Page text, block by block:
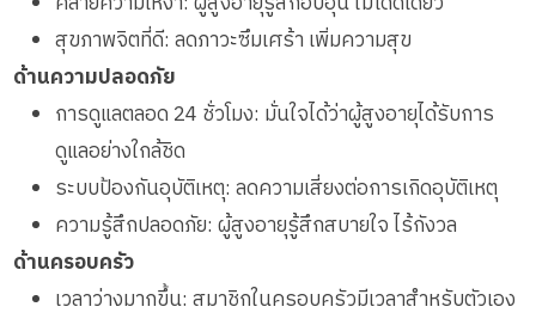
สุขภาพจิตที่ดี: ลดภาวะซึมเศร้า เพิ่มความสุข
ด้านความปลอดภัย
การดูแลตลอด 24 ชั่วโมง: มั่นใจได้ว่าผู้สูงอายุได้รับการ
ดูแลอย่างใกล้ชิด
ระบบป้องกันอุบัติเหตุ: ลดความเสี่ยงต่อการเกิดอุบัติเหตุ
ความรู้สึกปลอดภัย: ผู้สูงอายุรู้สึกสบายใจ ไร้กังวล
ด้านครอบครัว
เวลาว่างมากขึ้น: สมาชิกในครอบครัวมีเวลาสำหรับตัวเอง